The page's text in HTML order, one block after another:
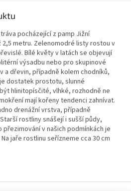
pocházející z pamp Jižní
2,5 metru. Zelenomodré listy rostou v
Bílé květy v latách se objevují
výsadbu nebo pro skupinové
a dřevin, případně kolem chodníků,
dostatek prostotu, slunné
hlinitopísčité, vlhké, rozhodně ne
mají kořeny tendenci zahnívat.
drenážní vrstva, případně
rostliny snášejí i sušší půdy,
přezimování v našich podmínkách je
jaře rostlinu seřízneme cca 30 cm